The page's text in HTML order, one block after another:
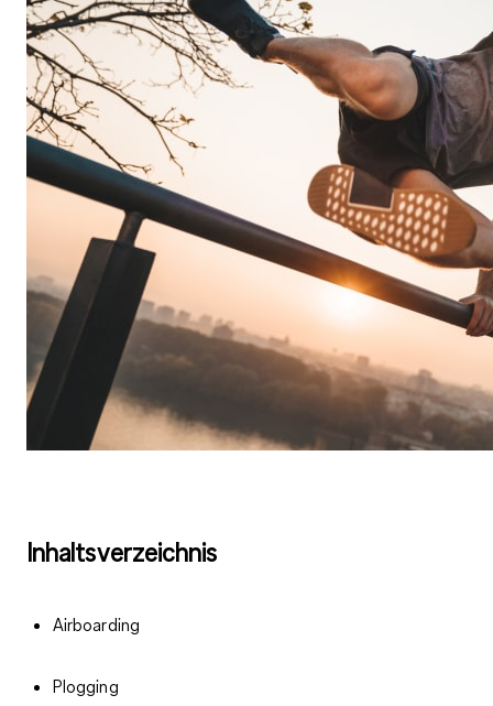
Inhaltsverzeichnis
Airboarding
Plogging